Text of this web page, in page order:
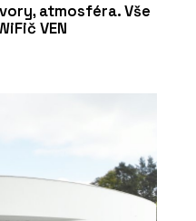
atmosféra. Vše
VEN